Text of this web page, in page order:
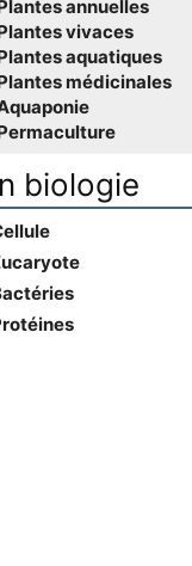
annuelles
vivaces
aquatiques
médicinales
biologie